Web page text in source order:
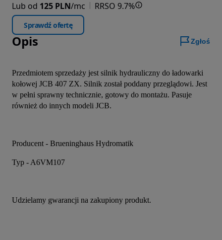
Lub od 125 PLN/mc RRSO 9.7%
Sprawdź ofertę
Opis Zgłoś
Przedmiotem sprzedaży jest silnik hydrauliczny do ładowarki
kołowej JCB 407 ZX. Silnik został poddany przeglądowi. Jest
w pełni sprawny technicznie, gotowy do montażu. Pasuje
również do innych modeli JCB.
Producent - Brueninghaus Hydromatik
Typ - A6VM107
Udzielamy gwarancji na zakupiony produkt.